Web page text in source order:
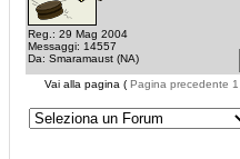
Reg.: 29 Mag 2004
Messaggi: 14557
Da: Smaramaust (NA)
Vai alla pagina ( Pagina precedente 1